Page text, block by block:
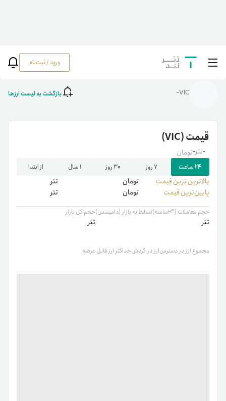
ورود / ثبت‌نام خانه رمزارزها/
VIC
VIC- بازگشت به لیست ارزها
قیمت(VIC)
-تومان -تتر
۲۴ ساعت ۷ روز ۳۰ روز ۱ سال از ابتدا
بالاترین ‌ترین قیمت تومان
تتر
پایین‌ترین قیمت
تومان تتر
حجم معاملات (۲۴ساعته)
تتر
تسلط به بازار (دامیننس)حجم کل بازار
تتر
مجموع ارز در دسترسارز در گردشحداکثر ارز قابل عرضه